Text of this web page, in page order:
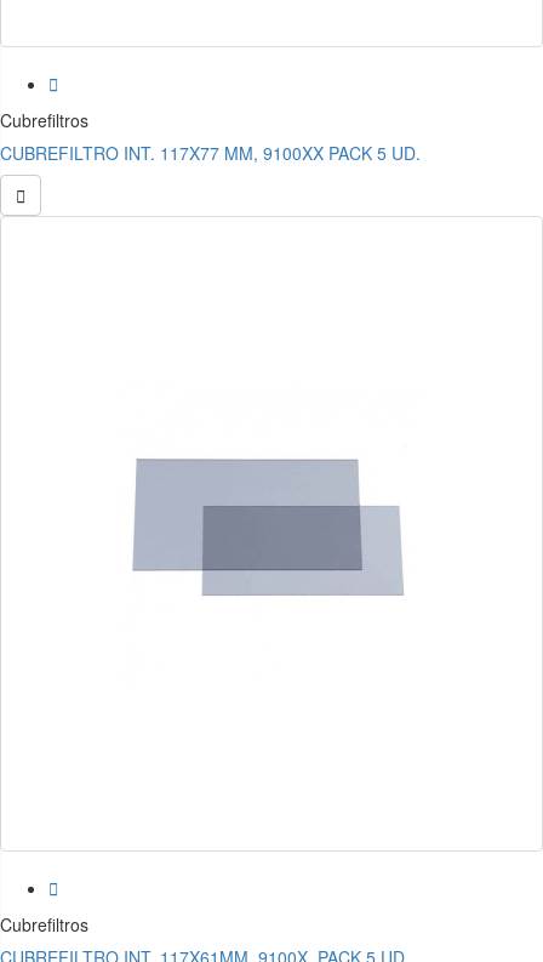

Cubrefiltros
CUBREFILTRO INT. 117X77 MM, 9100XX PACK 5 UD.


Cubrefiltros
CUBREFILTRO INT. 117X61MM, 9100X. PACK 5 UD.